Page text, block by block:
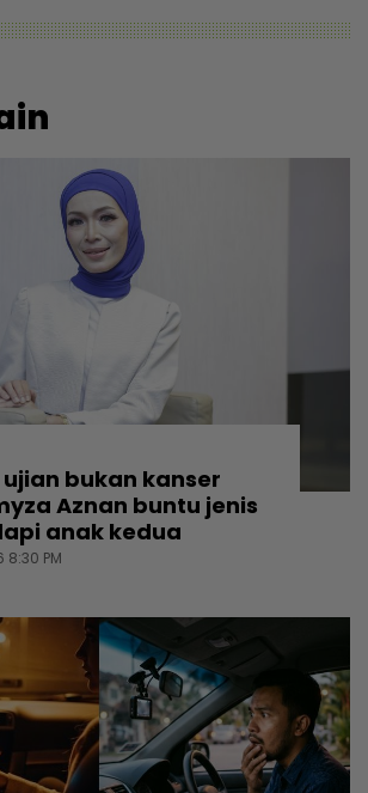
bukan kanser
Aznan buntu jenis
anak kedua
PM